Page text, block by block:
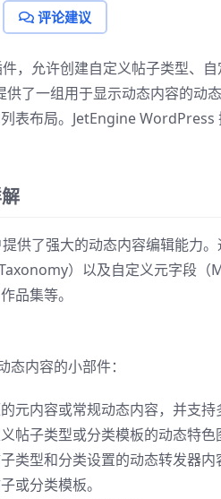
评论建议
，允许创建自定义帖子类型、
了一组用于显示动态内容的动
表布局。JetEngine
供了强大的动态内容编辑能力
）以及自定义元字段
品集等。
内容的小部件：
元内容或常规动态内容，并支持
帖子类型或分类模板的动态特色
类型和分类设置的动态转发器内
或分类模板。